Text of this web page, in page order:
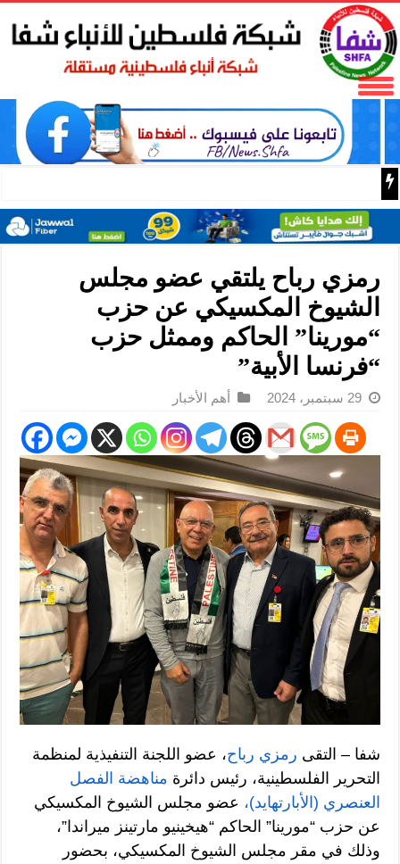
البر الرئيسي ينتقد سلطات الحزب الديمقراطي التقدمي
رمزي رباح يلتقي عضو مجلس
الشيوخ المكسيكي عن حزب
“مورينا” الحاكم وممثل حزب
“فرنسا الأبية”
29 سبتمبر، 2024 أهم الأخبار
شفا – التقى رمزي رباح، عضو اللجنة التنفيذية لمنظمة
التحرير الفلسطينية، رئيس دائرة مناهضة الفصل
العنصري (الأبارتهايد)، عضو مجلس الشيوخ المكسيكي
عن حزب “مورينا” الحاكم “هيخينيو مارتينز ميراندا”،
وذلك في مقر مجلس الشيوخ المكسيكي، بحضور